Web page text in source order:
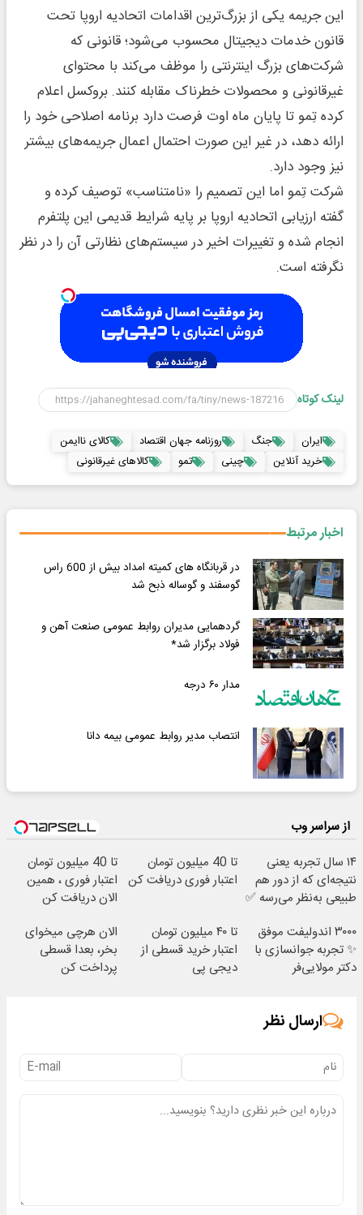
این جریمه یکی از بزرگ‌ترین اقدامات اتحادیه اروپا تحت
قانون خدمات دیجیتال محسوب می‌شود؛ قانونی که
شرکت‌های بزرگ اینترنتی را موظف می‌کند با محتوای
غیرقانونی و محصولات خطرناک مقابله کنند. بروکسل اعلام
کرده تِمو تا پایان ماه اوت فرصت دارد برنامه اصلاحی خود را
ارائه دهد، در غیر این صورت احتمال اعمال جریمه‌های بیشتر
نیز وجود دارد.
شرکت تِمو اما این تصمیم را «نامتناسب» توصیف کرده و
گفته ارزیابی اتحادیه اروپا بر پایه شرایط قدیمی این پلتفرم
انجام شده و تغییرات اخیر در سیستم‌های نظارتی آن را در نظر
نگرفته است.
لینک کوتاه
ایران جنگ روزنامه جهان اقتصاد
کالای ناایمن
خرید آنلاین
چینی تمو کالاهای غیرقانونی
اخبار مرتبط
در قربانگاه های کمیته امداد بیش از 600 راس
گوسفند و گوساله ذبح شد
گردهمایی مدیران روابط عمومی صنعت آهن و
فولاد برگزار شد*
مدار ۶٠ درجه
انتصاب مدیر روابط عمومی بیمه دانا
از سراسر وب
۱۴ سال تجربه یعنی
نتیجه‌ای که از دور هم
طبیعی به‌نظر می‌رسه ✅
تا 40 میلیون تومان
اعتبار فوری دریافت کن
تا 40 میلیون تومان
اعتبار فوری ، همین
الان دریافت کن
۳۰۰۰ اندولیفت موفق
✨ تجربه جوانسازی با
دکتر مولایی‌فر
تا ۴۰ میلیون تومان
اعتبار خرید قسطی از
دیجی پی
الان هرچی میخوای
بخر، بعدا قسطی
پرداخت کن
ارسال نظر